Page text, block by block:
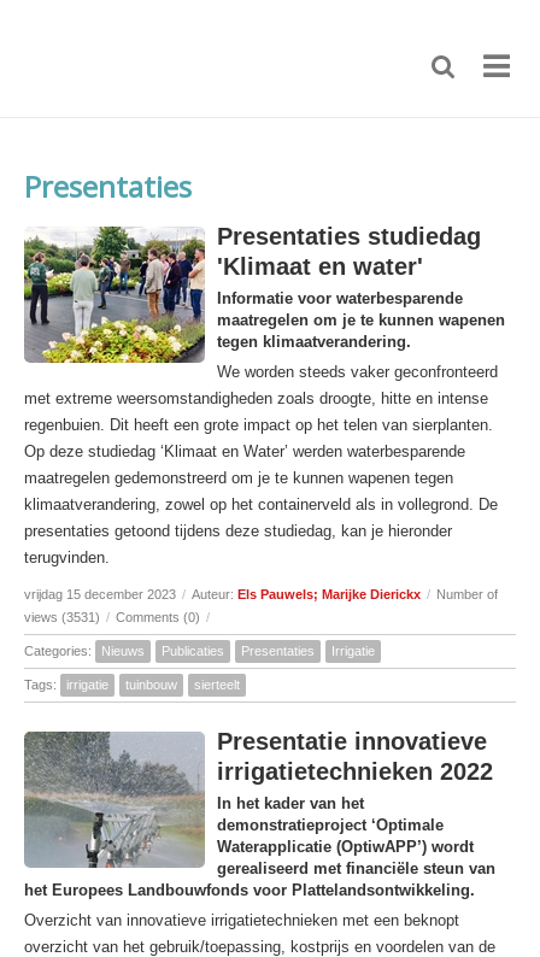
Presentaties
Presentaties studiedag
'Klimaat en water'
Informatie voor waterbesparende
maatregelen om je te kunnen wapenen
tegen klimaatverandering.
We worden steeds vaker geconfronteerd
met extreme weersomstandigheden zoals droogte, hitte en intense
regenbuien. Dit heeft een grote impact op het telen van sierplanten.
Op deze studiedag ‘Klimaat en Water’ werden waterbesparende
maatregelen gedemonstreerd om je te kunnen wapenen tegen
klimaatverandering, zowel op het containerveld als in vollegrond. De
presentaties getoond tijdens deze studiedag, kan je hieronder
terugvinden.
vrijdag 15 december 2023 / Auteur: Els Pauwels; Marijke Dierickx / Number of
views (3531) / Comments (0) /
Categories: Nieuws Publicaties Presentaties Irrigatie
Tags: irrigatie tuinbouw sierteelt
Presentatie innovatieve
irrigatietechnieken 2022
In het kader van het
demonstratieproject ‘Optimale
Waterapplicatie (OptiwAPP’) wordt
gerealiseerd met financiële steun van
het Europees Landbouwfonds voor Plattelandsontwikkeling.
Overzicht van innovatieve irrigatietechnieken met een beknopt
overzicht van het gebruik/toepassing, kostprijs en voordelen van de